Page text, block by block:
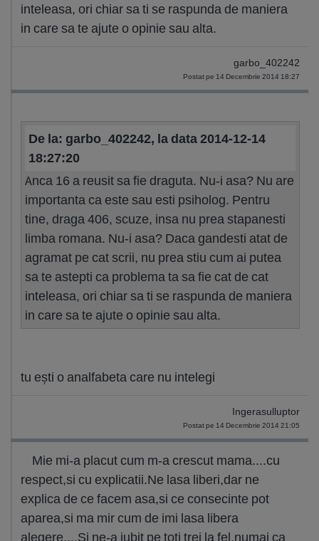
inteleasa, ori chiar sa ti se raspunda de maniera
in care sa te ajute o opinie sau alta.
garbo_402242
Postat pe 14 Decembrie 2014 18:27
De la: garbo_402242, la data 2014-12-14
18:27:20
Anca 16 a reusit sa fie draguta. Nu-i asa? Nu are
importanta ca este sau esti psiholog. Pentru
tine, draga 406, scuze, insa nu prea stapanesti
limba romana. Nu-i asa? Daca gandesti atat de
agramat pe cat scrii, nu prea stiu cum ai putea
sa te astepti ca problema ta sa fie cat de cat
inteleasa, ori chiar sa ti se raspunda de maniera
in care sa te ajute o opinie sau alta.
tu ești o analfabeta care nu intelegi
Ingerasulluptor
Postat pe 14 Decembrie 2014 21:05
Mie mi-a placut cum m-a crescut mama....cu
respect,si cu explicatii.Ne lasa liberi,dar ne
explica de ce facem asa,si ce consecinte pot
aparea,si ma mir cum de imi lasa libera
alegere....Si ne-a iubit pe toti trei la fel.numai ca